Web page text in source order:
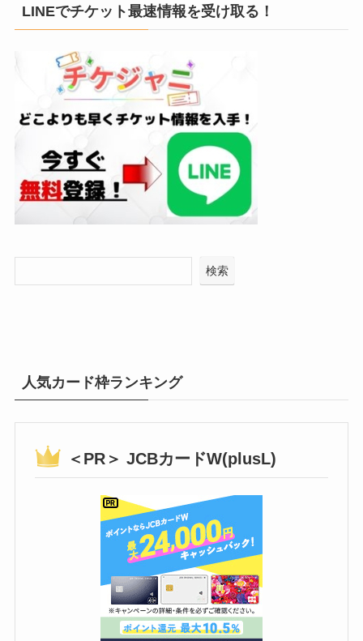
LINEでチケット最速情報を受け取る！
検索
人気カード枠ランキング
＜PR＞ JCBカードW(plusL)